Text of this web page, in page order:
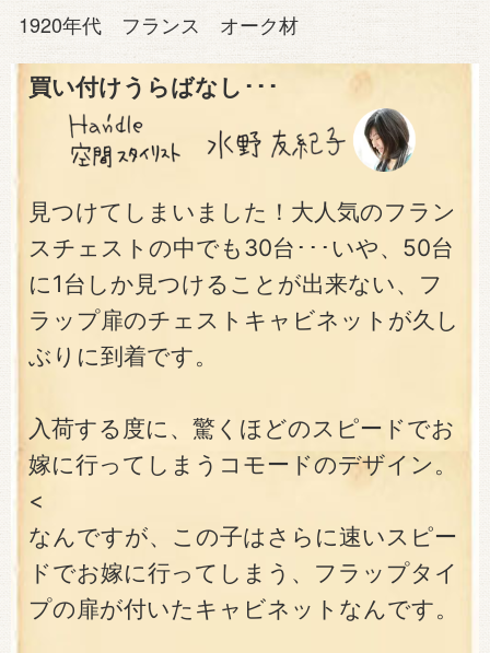
1920年代 フランス オーク材
買い付けうらばなし･･･
見つけてしまいました！大人気のフラン
スチェストの中でも30台･･･いや、50台
に1台しか見つけることが出来ない、フ
ラップ扉のチェストキャビネットが久し
ぶりに到着です。
入荷する度に、驚くほどのスピードでお
嫁に行ってしまうコモードのデザイン。
<
なんですが、この子はさらに速いスピー
ドでお嫁に行ってしまう、フラップタイ
プの扉が付いたキャビネットなんです。